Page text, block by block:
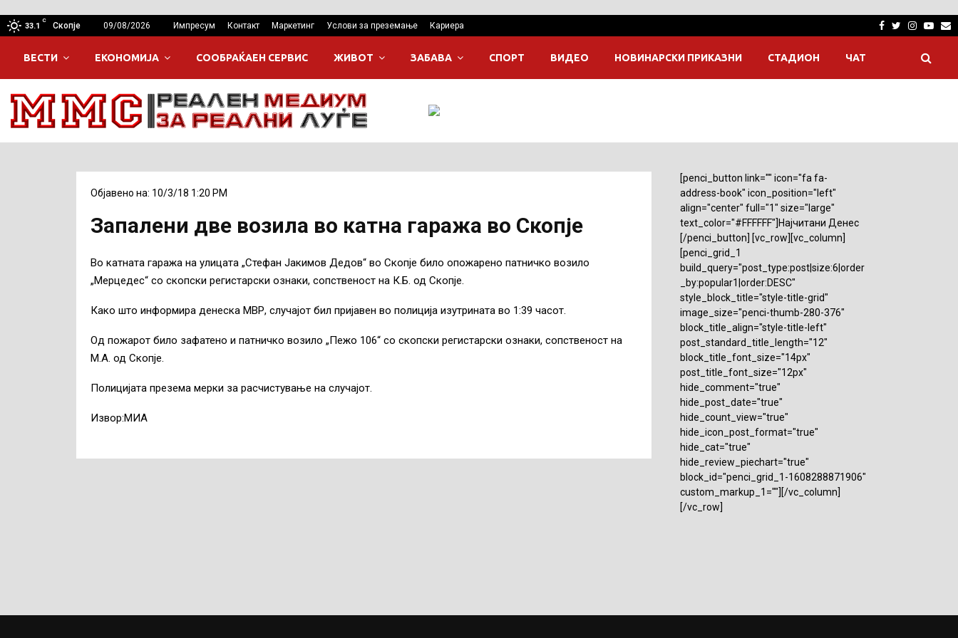
33.1
C
Скопје 09/08/2026 Импресум Контакт Маркетинг Услови за преземање Кариера Facebook
Twitter
ВЕСТИ ЕКОНОМИЈА СООБРАЌАЕН СЕРВИС ЖИВОТ ЗАБАВА СПОРТ ВИДЕО НОВИНАРСКИ ПРИКАЗНИ СТАДИОН ЧАТ
Објавено на: 10/3/18 1:20 PM
Запалени две возила во катна гаража во Скопје
Во катната гаража на улицата „Стефан Јакимов Дедов“ во Скопје било опожарено патничко возило
„Мерцедес“ со скопски регистарски ознаки, сопственост на К.Б. од Скопје.
Како што информира денеска МВР, случајот бил пријавен во полиција изутрината во 1:39 часот.
Од пожарот било зафатено и патничко возило „Пежо 106“ со скопски регистарски ознаки, сопственост на
М.А. од Скопје.
Полицијата презема мерки за расчистување на случајот.
Извор:МИА
[penci_button link="" icon="fa fa-
address-book" icon_position="left"
align="center" full="1" size="large"
text_color="#FFFFFF"]Најчитани Денес
[/penci_button] [vc_row][vc_column]
[penci_grid_1
build_query="post_type:post|size:6|order
_by:popular1|order:DESC"
style_block_title="style-title-grid"
image_size="penci-thumb-280-376"
block_title_align="style-title-left"
post_standard_title_length="12"
block_title_font_size="14px"
post_title_font_size="12px"
hide_comment="true"
hide_post_date="true"
hide_count_view="true"
hide_icon_post_format="true"
hide_cat="true"
hide_review_piechart="true"
block_id="penci_grid_1-1608288871906"
custom_markup_1=""][/vc_column]
[/vc_row]